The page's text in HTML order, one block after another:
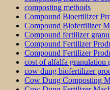
composting methods
Compound Bioertilizer
Compound Biofertilizer
Compound fertilizer
Compound Fertilizer
Compound Fertilizer
cost of alfalfa granulation
cow dung biofertilizer
Cow Dung Composting